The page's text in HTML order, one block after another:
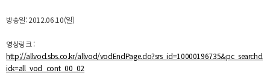
방송일: 2012.06.10(일)
영상링크 :
http://allvod.sbs.co.kr/allvod/vodEndPage.do?srs_id=10000196735&pc_searchcl
ick=all_vod_cont_00_02